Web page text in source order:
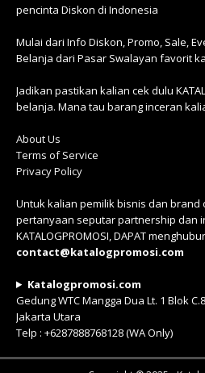
pencinta Diskon di Indonesia
Mulai dari Info Diskon, Promo, Sale,
Belanja dari Pasar Swalayan favorit
Jadikan pastikan kalian cek dulu
belanja. Mana tau barang inceran
About Us
Terms of Service
Privacy Policy
Untuk kalian pemilik bisnis dan brand
pertanyaan seputar partnership dan
KATALOGPROMOSI, DAPAT
contact@katalogpromosi.com
Katalogpromosi.com
Gedung WTC Mangga Dua Lt. 1 Blok
Jakarta Utara
Telp : +6287888768128 (WA Only)